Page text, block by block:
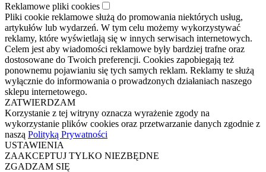
Reklamowe pliki cookies
Pliki cookie reklamowe służą do promowania niektórych usług,
artykułów lub wydarzeń. W tym celu możemy wykorzystywać
reklamy, które wyświetlają się w innych serwisach internetowych.
Celem jest aby wiadomości reklamowe były bardziej trafne oraz
dostosowane do Twoich preferencji. Cookies zapobiegają też
ponownemu pojawianiu się tych samych reklam. Reklamy te służą
wyłącznie do informowania o prowadzonych działaniach naszego
sklepu internetowego.
ZATWIERDZAM
Korzystanie z tej witryny oznacza wyrażenie zgody na
wykorzystanie plików cookies oraz przetwarzanie danych zgodnie z
naszą Polityką Prywatności
USTAWIENIA
ZAAKCEPTUJ TYLKO NIEZBĘDNE
ZGADZAM SIĘ